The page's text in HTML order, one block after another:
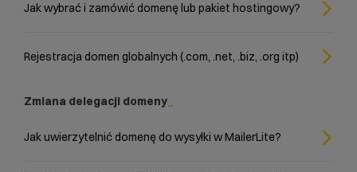
Jak wybrać i zamówić domenę lub pakiet hostingowy?
Rejestracja domen globalnych (.com, .net, .biz, .org itp)
Zmiana delegacji domeny
Jak uwierzytelnić domenę do wysyłki w MailerLite?